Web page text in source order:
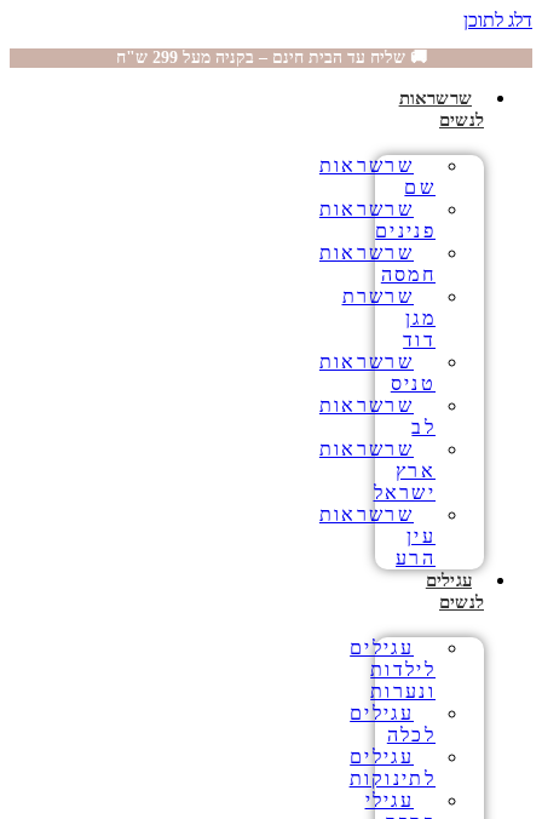
דלג לתוכן
🚚 שליח עד הבית חינם – בקניה מעל 299 ש"ח
שרשראות
לנשים
שרשראות
שם
שרשראות
פנינים
שרשראות
חמסה
שרשרת
מגן
דוד
שרשראות
טניס
שרשראות
לב
שרשראות
ארץ
ישראל
שרשראות
עין
הרע
עגילים
לנשים
עגילים
לילדות
ונערות
עגילים
לכלה
עגילים
לתינוקות
עגילי